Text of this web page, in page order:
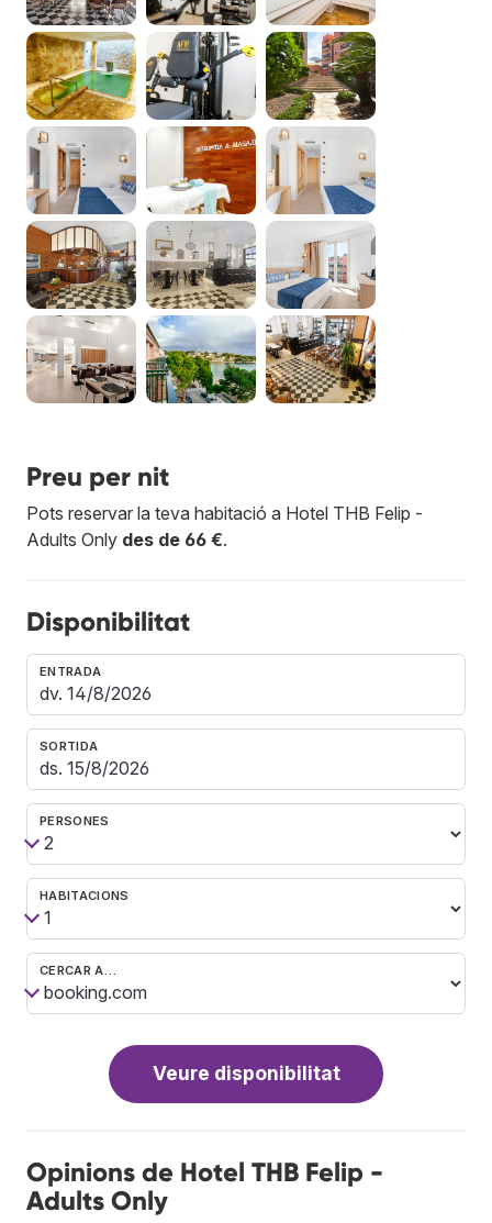
Preu per nit
Pots reservar la teva habitació a Hotel THB Felip -
Adults Only des de 66 €.
Disponibilitat
ENTRADA
SORTIDA
PERSONES
HABITACIONS
CERCAR A…
Veure disponibilitat
Opinions de Hotel THB Felip -
Adults Only